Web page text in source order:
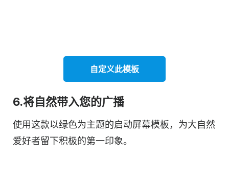
自定义此模板
6.将自然带入您的广播
使用这款以绿色为主题的启动屏幕模板，为大自然
爱好者留下积极的第一印象。